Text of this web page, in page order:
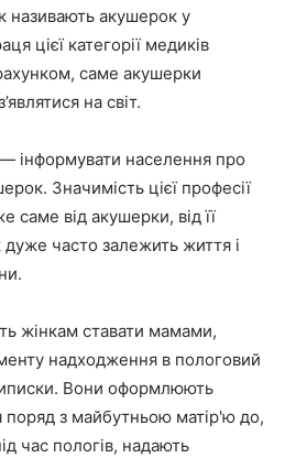
називають акушерок у
цієї категорії медиків
саме акушерки
на світ.
— інформувати населення про
Значимість цієї професії
саме від акушерки, від її
дуже часто залежить життя і
жінкам ставати мамами,
надходження в пологовий
Вони оформлюють
поряд з майбутньою матір'ю до,
час пологів, надають